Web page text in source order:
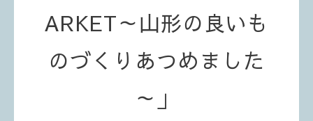
ARKET～山形の良いも
のづくりあつめました
～」